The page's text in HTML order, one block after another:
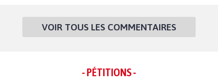
VOIR TOUS LES COMMENTAIRES
- PÉTITIONS -